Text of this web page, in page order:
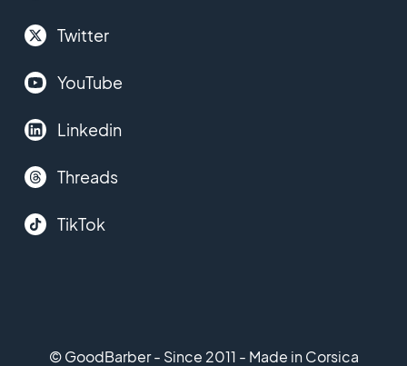
Twitter
YouTube
Linkedin
Threads
TikTok
© GoodBarber - Since 2011 - Made in Corsica